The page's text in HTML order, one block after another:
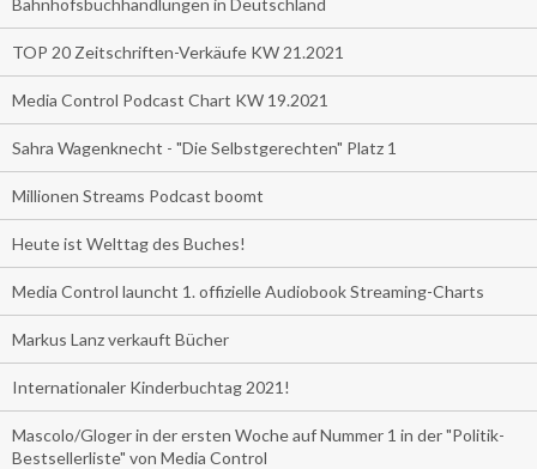
TOP 20 Zeitschriften-Verkäufe KW 21.2021
Media Control Podcast Chart KW 19.2021
Sahra Wagenknecht - "Die Selbstgerechten" Platz 1
Millionen Streams Podcast boomt
Heute ist Welttag des Buches!
Media Control launcht 1. offizielle Audiobook Streaming-Charts
Markus Lanz verkauft Bücher
Internationaler Kinderbuchtag 2021!
Mascolo/Gloger in der ersten Woche auf Nummer 1 in der "Politik-
Bestsellerliste" von Media Control